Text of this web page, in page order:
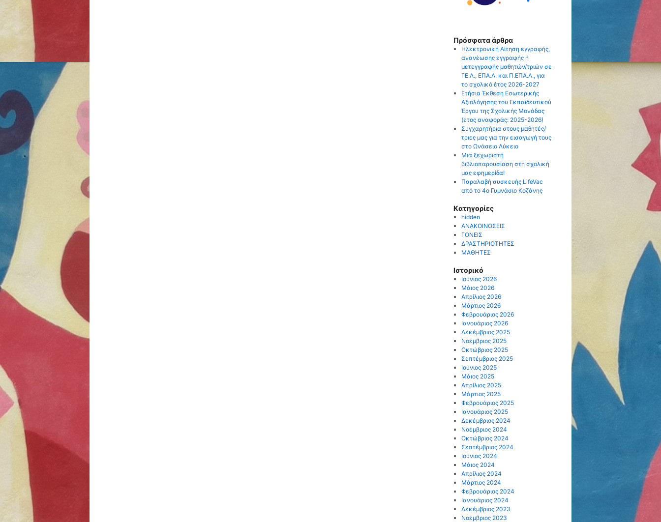
Πρόσφατα άρθρα
Ηλεκτρονική Αίτηση εγγραφής,
ανανέωσης εγγραφής ή
μετεγγραφής μαθητών/τριών σε
ΓΕ.Λ., ΕΠΑ.Λ. και Π.ΕΠΑ.Λ., για
το σχολικό έτος 2026-2027
Ετήσια Έκθεση Εσωτερικής
Αξιολόγησης του Εκπαιδευτικού
Έργου της Σχολικής Μονάδας
(έτος αναφοράς: 2025-2026)
Συγχαρητήρια στους μαθητές/
τριες μας για την εισαγωγή τους
στο Ωνάσειο Λύκειο
Μια ξεχωριστή
βιβλιοπαρουσίαση στη σχολική
μας εφημερίδα!
Παραλαβή συσκευής LifeVac
από το 4ο Γυμνάσιο Κοζάνης
Kατηγορίες
hidden
ΑΝΑΚΟΙΝΩΣΕΙΣ
ΓΟΝΕΙΣ
ΔΡΑΣΤΗΡΙΟΤΗΤΕΣ
ΜΑΘΗΤΕΣ
Ιστορικό
Ιούνιος 2026
Μάιος 2026
Απρίλιος 2026
Μάρτιος 2026
Φεβρουάριος 2026
Ιανουάριος 2026
Δεκέμβριος 2025
Νοέμβριος 2025
Οκτώβριος 2025
Σεπτέμβριος 2025
Ιούνιος 2025
Μάιος 2025
Απρίλιος 2025
Μάρτιος 2025
Φεβρουάριος 2025
Ιανουάριος 2025
Δεκέμβριος 2024
Νοέμβριος 2024
Οκτώβριος 2024
Σεπτέμβριος 2024
Ιούνιος 2024
Μάιος 2024
Απρίλιος 2024
Μάρτιος 2024
Φεβρουάριος 2024
Ιανουάριος 2024
Δεκέμβριος 2023
Νοέμβριος 2023